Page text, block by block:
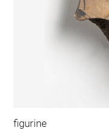
figurine